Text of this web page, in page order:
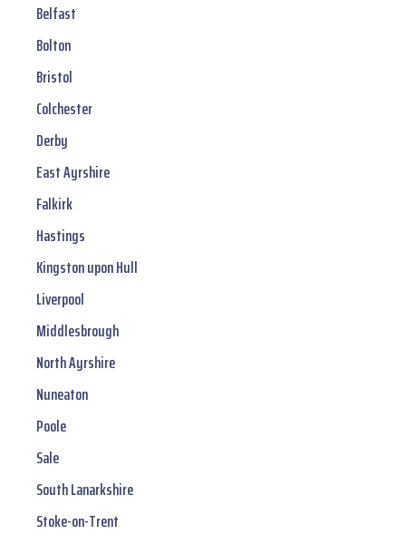
Belfast
Bolton
Bristol
Colchester
Derby
East Ayrshire
Falkirk
Hastings
Kingston upon Hull
Liverpool
Middlesbrough
North Ayrshire
Nuneaton
Poole
Sale
South Lanarkshire
Stoke-on-Trent